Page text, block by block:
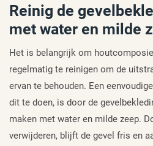
Reinig de
met water en milde
Het is belangrijk om
regelmatig te reinigen om de
ervan te behouden. Een
dit te doen, is door de
maken met water en milde zeep.
verwijderen, blijft de gevel fris en